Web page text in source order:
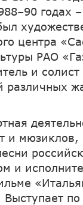
годах –
центра
РАО
и солист
различных
и мюзиклов,
и
по